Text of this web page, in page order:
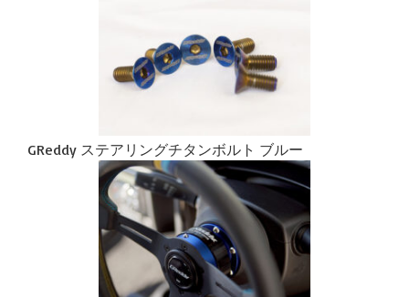
GReddy ステアリングチタンボルト ブルー